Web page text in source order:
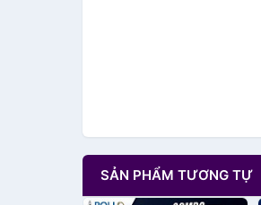
SẢN PHẨM TƯƠNG TỰ